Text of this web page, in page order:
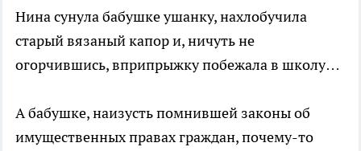
Нина сунула бабушке ушанку, нахлобучила
старый вязаный капор и, ничуть не
огорчившись, вприпрыжку побежала в школу…
А бабушке, наизусть помнившей законы об
имущественных правах граждан, почему-то